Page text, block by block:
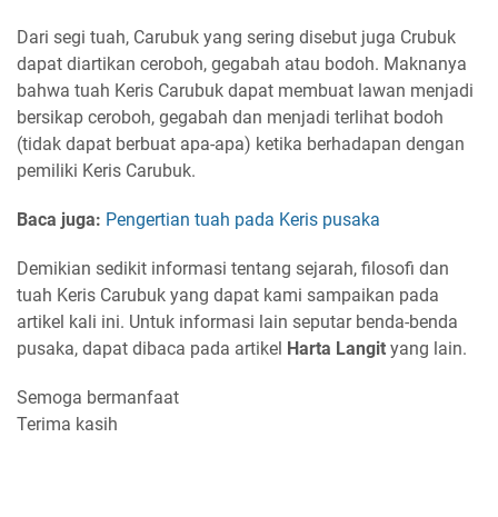
Dari segi tuah, Carubuk yang sering disebut juga Crubuk
dapat diartikan ceroboh, gegabah atau bodoh. Maknanya
bahwa tuah Keris Carubuk dapat membuat lawan menjadi
bersikap ceroboh, gegabah dan menjadi terlihat bodoh
(tidak dapat berbuat apa-apa) ketika berhadapan dengan
pemiliki Keris Carubuk.
Baca juga: Pengertian tuah pada Keris pusaka
Demikian sedikit informasi tentang sejarah, filosofi dan
tuah Keris Carubuk yang dapat kami sampaikan pada
artikel kali ini. Untuk informasi lain seputar benda-benda
pusaka, dapat dibaca pada artikel Harta Langit yang lain.
Semoga bermanfaat
Terima kasih